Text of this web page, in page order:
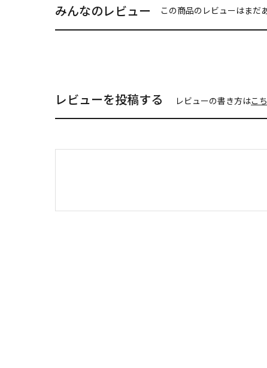
みんなのレビュー この商品のレビューはまだ
レビューを投稿する レビューの書き方はこ